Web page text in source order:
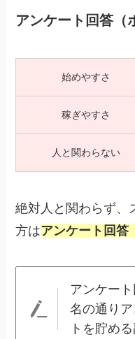
アンケート回答（
始めやすさ
稼ぎやすさ
人と関わらない
絶対人と関わらず、
方はアンケート回答
アンケー
名の通り
トを貯め